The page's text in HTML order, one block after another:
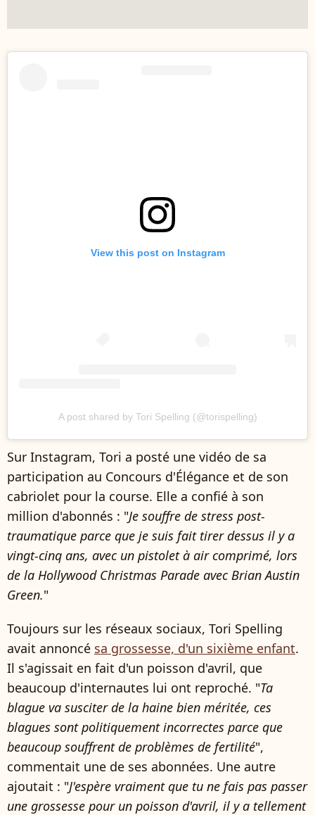
View this post on Instagram
A post shared by Tori Spelling (@torispelling)
Sur Instagram, Tori a posté une vidéo de sa
participation au Concours d'Élégance et de son
cabriolet pour la course. Elle a confié à son
million d'abonnés : "Je souffre de stress post-
traumatique parce que je suis fait tirer dessus il y a
vingt-cinq ans, avec un pistolet à air comprimé, lors
de la Hollywood Christmas Parade avec Brian Austin
Green."
Toujours sur les réseaux sociaux, Tori Spelling
avait annoncé sa grossesse, d'un sixième enfant.
Il s'agissait en fait d'un poisson d'avril, que
beaucoup d'internautes lui ont reproché. "Ta
blague va susciter de la haine bien méritée, ces
blagues sont politiquement incorrectes parce que
beaucoup souffrent de problèmes de fertilité",
commentait une de ses abonnées. Une autre
ajoutait : "J'espère vraiment que tu ne fais pas passer
une grossesse pour un poisson d'avril, il y a tellement